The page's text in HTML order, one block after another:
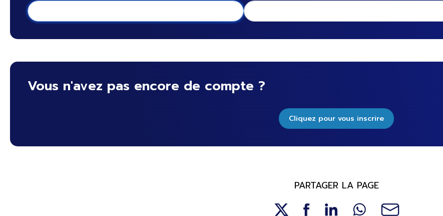
Vous n'avez pas encore de compte ?
Cliquez pour vous inscrire
PARTAGER LA PAGE